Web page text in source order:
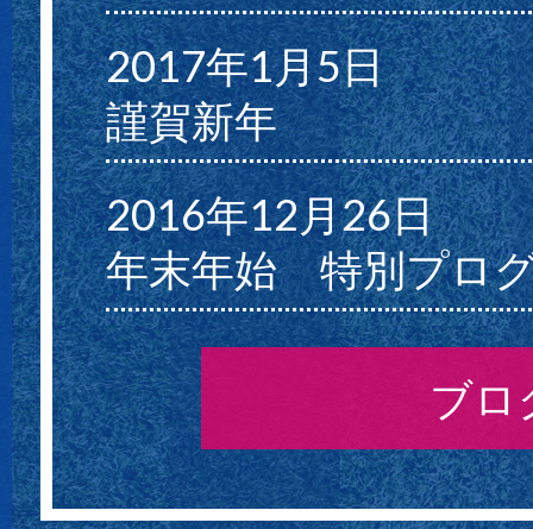
2017年1月5日
謹賀新年
2016年12月26日
年末年始 特別プロ
ブロ